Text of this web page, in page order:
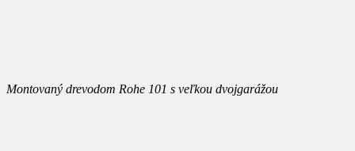
Montovaný drevodom Rohe 101 s veľkou dvojgarážou